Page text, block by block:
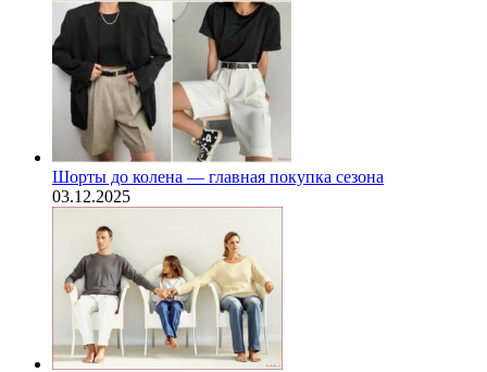
Шорты до колена — главная покупка сезона
03.12.2025